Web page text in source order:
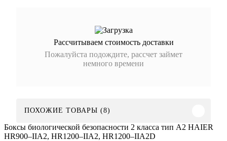
Рассчитываем стоимость доставки
Пожалуйста подождите, рассчет займет
немного времени
ПОХОЖИЕ ТОВАРЫ (8)
Боксы биологической безопасности 2 класса тип А2 HAIER
HR900–IIA2, HR1200–IIA2, HR1200–IIA2D